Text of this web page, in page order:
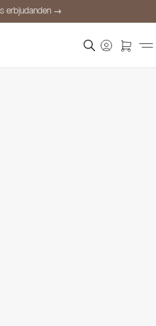
erbjudanden →